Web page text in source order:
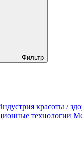
Фильтр
красоты /
технологии